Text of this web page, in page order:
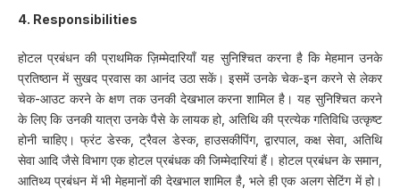
4. Responsibilities
होटल प्रबंधन की प्राथमिक ज़िम्मेदारियाँ यह सुनिश्चित करना है कि मेहमान उनके
प्रतिष्ठान में सुखद प्रवास का आनंद उठा सकें। इसमें उनके चेक-इन करने से लेकर
चेक-आउट करने के क्षण तक उनकी देखभाल करना शामिल है। यह सुनिश्चित करने
के लिए कि उनकी यात्रा उनके पैसे के लायक हो, अतिथि की प्रत्येक गतिविधि उत्कृष्ट
होनी चाहिए। फ्रंट डेस्क, ट्रैवल डेस्क, हाउसकीपिंग, द्वारपाल, कक्ष सेवा, अतिथि
सेवा आदि जैसे विभाग एक होटल प्रबंधक की जिम्मेदारियां हैं। होटल प्रबंधन के समान,
आतिथ्य प्रबंधन में भी मेहमानों की देखभाल शामिल है, भले ही एक अलग सेटिंग में हो।